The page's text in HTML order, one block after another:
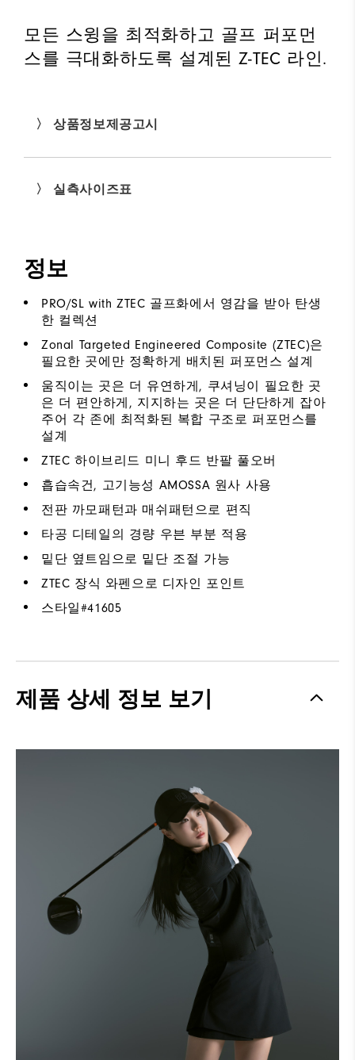
모든 스윙을 최적화하고 골프 퍼포먼
스를 극대화하도록 설계된 Z-TEC 라인.
〉 상품정보제공고시
〉 실측사이즈표
정보
PRO/SL with ZTEC 골프화에서 영감을 받아 탄생
한 컬렉션
Zonal Targeted Engineered Composite (ZTEC)은
필요한 곳에만 정확하게 배치된 퍼포먼스 설계
움직이는 곳은 더 유연하게, 쿠셔닝이 필요한 곳
은 더 편안하게, 지지하는 곳은 더 단단하게 잡아
주어 각 존에 최적화된 복합 구조로 퍼포먼스를
설계
ZTEC 하이브리드 미니 후드 반팔 풀오버
흡습속건, 고기능성 AMOSSA 원사 사용
전판 까모패턴과 매쉬패턴으로 편직
타공 디테일의 경량 우븐 부분 적용
밑단 옆트임으로 밑단 조절 가능
ZTEC 장식 와펜으로 디자인 포인트
스타일#41605
제품 상세 정보 보기